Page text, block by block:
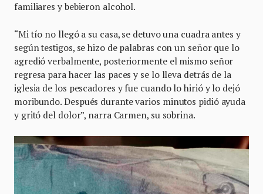
familiares y bebieron alcohol.
“Mi tío no llegó a su casa, se detuvo una cuadra antes y
según testigos, se hizo de palabras con un señor que lo
agredió verbalmente, posteriormente el mismo señor
regresa para hacer las paces y se lo lleva detrás de la
iglesia de los pescadores y fue cuando lo hirió y lo dejó
moribundo. Después durante varios minutos pidió ayuda
y gritó del dolor”, narra Carmen, su sobrina.